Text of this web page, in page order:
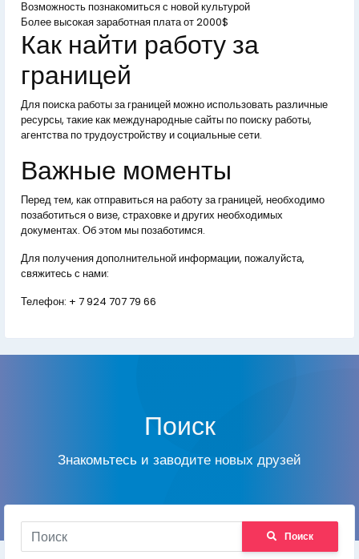
Возможность познакомиться с новой культурой
Более высокая заработная плата от 2000$
Как найти работу за
границей
Для поиска работы за границей можно использовать различные
ресурсы, такие как международные сайты по поиску работы,
агентства по трудоустройству и социальные сети.
Важные моменты
Перед тем, как отправиться на работу за границей, необходимо
позаботиться о визе, страховке и других необходимых
документах. Об этом мы позаботимся.
Для получения дополнительной информации, пожалуйста,
свяжитесь с нами:
Телефон: + 7 924 707 79 66
Поиск
Знакомьтесь и заводите новых друзей
Поиск